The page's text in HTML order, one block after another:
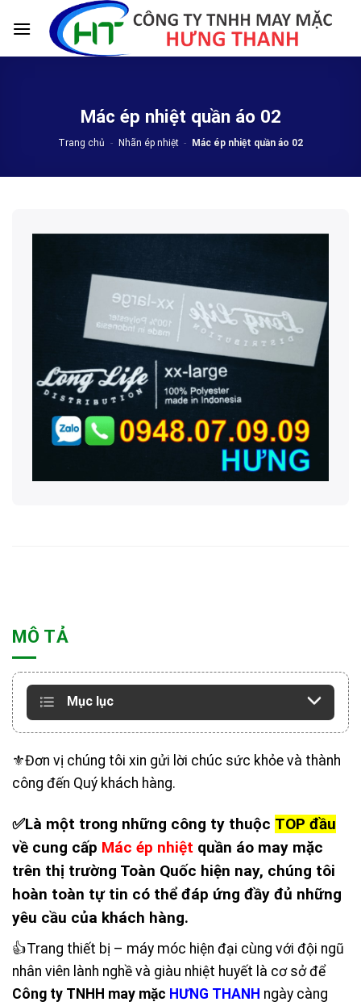
Mác ép nhiệt quần áo 02
Trang chủ - Nhãn ép nhiệt - Mác ép nhiệt quần áo 02
MÔ TẢ
Mục lục
⚜️Đơn vị chúng tôi xin gửi lời chúc sức khỏe và thành
công đến Quý khách hàng.
✅Là một trong những công ty thuộc TOP đầu
về cung cấp Mác ép nhiệt quần áo may mặc
trên thị trường Toàn Quốc hiện nay, chúng tôi
hoàn toàn tự tin có thể đáp ứng đầy đủ những
yêu cầu của khách hàng.
👍Trang thiết bị – máy móc hiện đại cùng với đội ngũ
nhân viên lành nghề và giàu nhiệt huyết là cơ sở để
Công ty TNHH may mặc HƯNG THANH ngày càng